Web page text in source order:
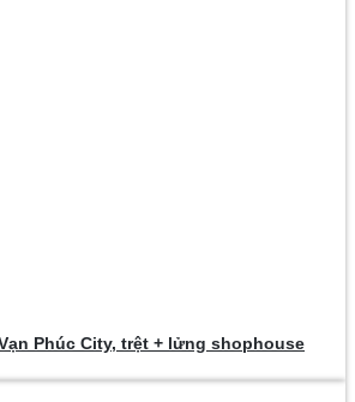
Phúc City, trệt + lửng shophouse